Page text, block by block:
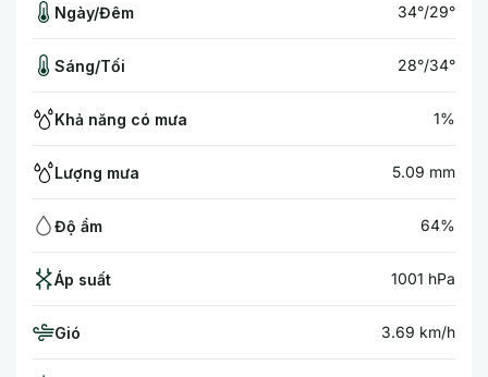
Ngày/Đêm 34°/29°
Sáng/Tối 28°/34°
Khả năng có mưa 1%
Lượng mưa 5.09 mm
Độ ẩm 64%
Áp suất 1001 hPa
Gió 3.69 km/h